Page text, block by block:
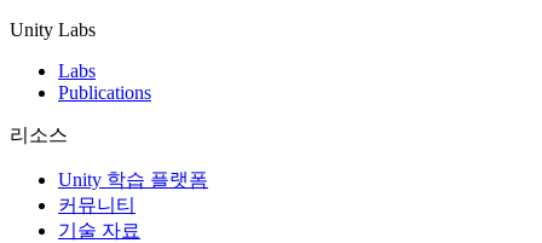
Unity Labs
Labs
Publications
리소스
Unity 학습 플랫폼
커뮤니티
기술 자료